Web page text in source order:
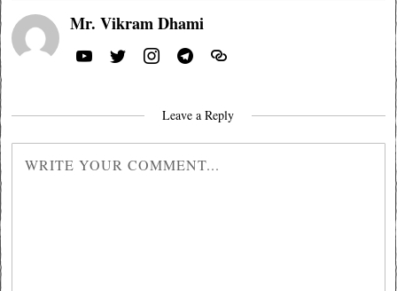
Mr. Vikram Dhami
Leave a Reply